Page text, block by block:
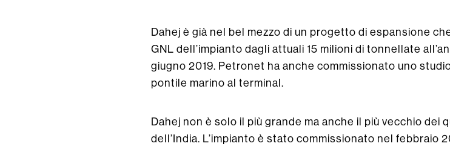
Dahej è già nel bel mezzo di un progetto di espansione
GNL dell’impianto dagli attuali 15 milioni di tonnellate
giugno 2019. Petronet ha anche commissionato uno
pontile marino al terminal.
Dahej non è solo il più grande ma anche il più vecchio dei
dell’India. L’impianto è stato commissionato nel febbraio